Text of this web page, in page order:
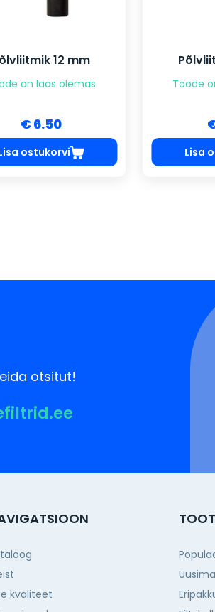
12 mm
olemas
Põlvliitmik
Toode on laos
€ 6.50
Lisa
otsitut!
kvaliteet